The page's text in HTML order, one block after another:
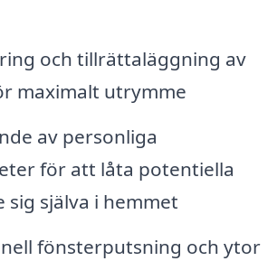
och tillrättaläggning av
maximalt utrymme
av personliga
för att låta potentiella
sig själva i hemmet
fönsterputsning och ytor